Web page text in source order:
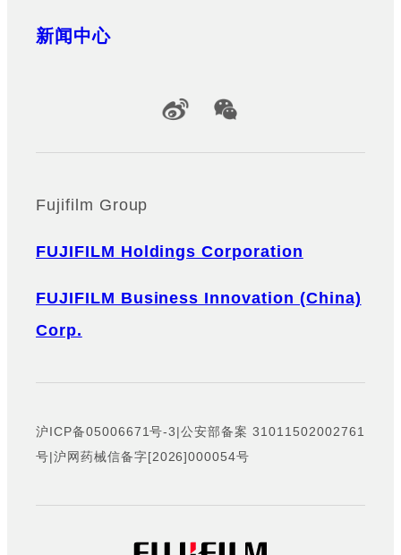
新闻中心
Official Social Media Accounts
Fujifilm Group
FUJIFILM Holdings Corporation
FUJIFILM Business Innovation (China)
Corp.
沪ICP备05006671号-3|公安部备案 31011502002761
号|沪网药械信备字[2026]000054号